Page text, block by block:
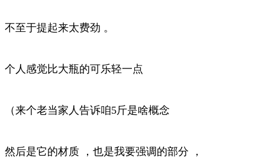
不至于提起来太费劲 。
个人感觉比大瓶的可乐轻一点
（来个老当家人告诉咱5斤是啥概念
然后是它的材质 ，也是我要强调的部分 ，